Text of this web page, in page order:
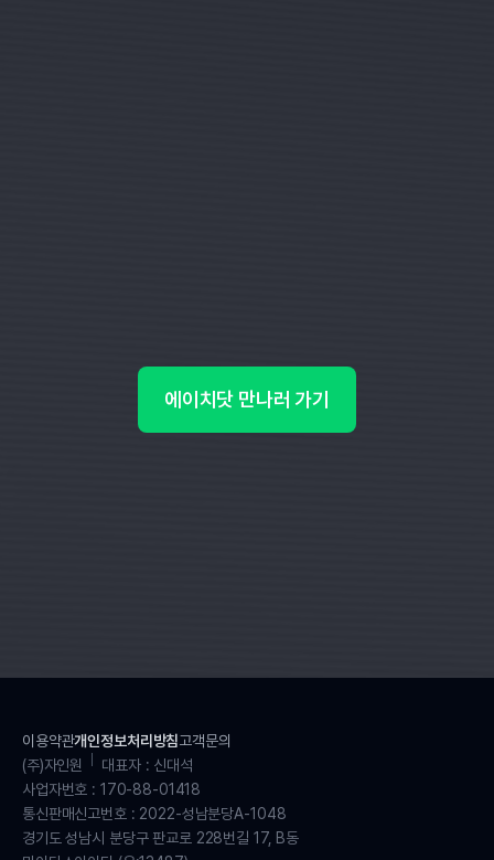
에이치닷 만나러 가기
이용약관개인정보처리방침고객문의
(주)자인원
대표자 : 신대석
사업자번호 : 170-88-01418
통신판매신고번호 : 2022-성남분당A-1048
경기도 성남시 분당구 판교로 228번길 17, B동